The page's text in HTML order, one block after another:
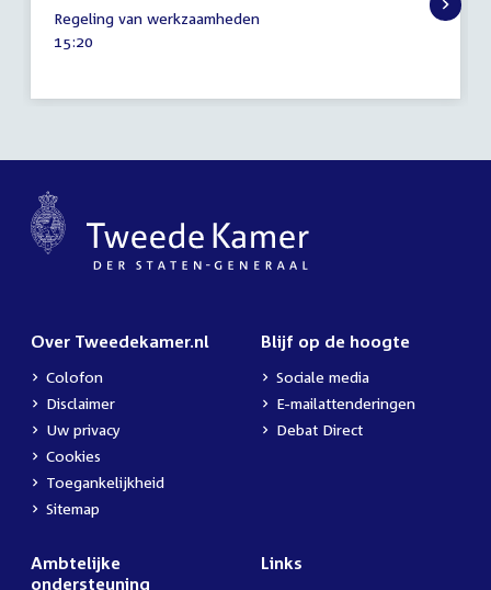
april
2018
Regeling van werkzaamheden
Tijd
15:20
Over Tweedekamer.nl
Colofon
Disclaimer
Uw privacy
Cookies
Toegankelijkheid
Sitemap
Blijf op de hoogte
Sociale media
E-mailattenderingen
Debat Direct
Ambtelijke
ondersteuning
Links